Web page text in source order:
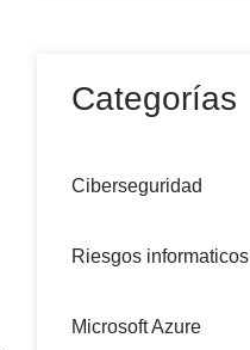
Categorías
Ciberseguridad
Riesgos informaticos
Microsoft Azure